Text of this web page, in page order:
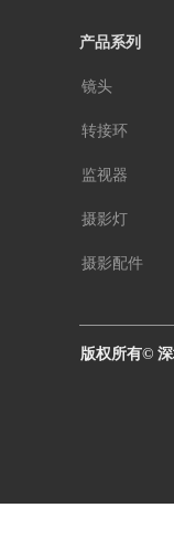
镜头
转接环
监视器
摄影灯
摄影配件
产品系列
版权所有© 深